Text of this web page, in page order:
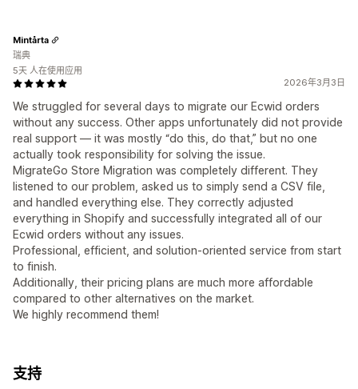
2026年3月3日
We struggled for several days to migrate our Ecwid orders
without any success. Other apps unfortunately did not provide
real support — it was mostly “do this, do that,” but no one
actually took responsibility for solving the issue.
MigrateGo Store Migration was completely different. They
listened to our problem, asked us to simply send a CSV file,
and handled everything else. They correctly adjusted
everything in Shopify and successfully integrated all of our
Ecwid orders without any issues.
Professional, efficient, and solution-oriented service from start
to finish.
Additionally, their pricing plans are much more affordable
compared to other alternatives on the market.
We highly recommend them!
Mintårta
瑞典
5天 人在使用应用
支持